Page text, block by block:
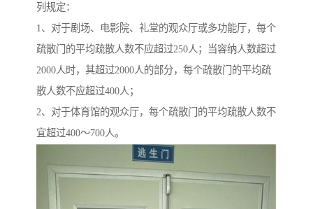
列规定：
1、对于剧场、电影院、礼堂的观众厅或多功能厅，每个
疏散门的平均疏散人数不应超过250人；当容纳人数超过
2000人时，其超过2000人的部分，每个疏散门的平均疏
散人数不应超过400人；
2、对于体育馆的观众厅，每个疏散门的平均疏散人数不
宜超过400～700人。